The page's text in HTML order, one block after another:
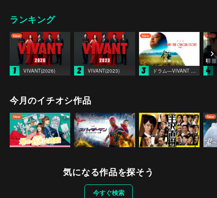
ランキング
1 VIVANT(2026) 2 VIVANT(2023) 3 ドラム―VIVANT THE ORIGIN STORY― 4
今月のイチオシ作品
気になる作品を探そう
今すぐ検索